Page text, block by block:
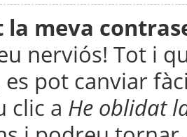
la meva
nerviós! Tot i
pot canviar
clic a He oblidat